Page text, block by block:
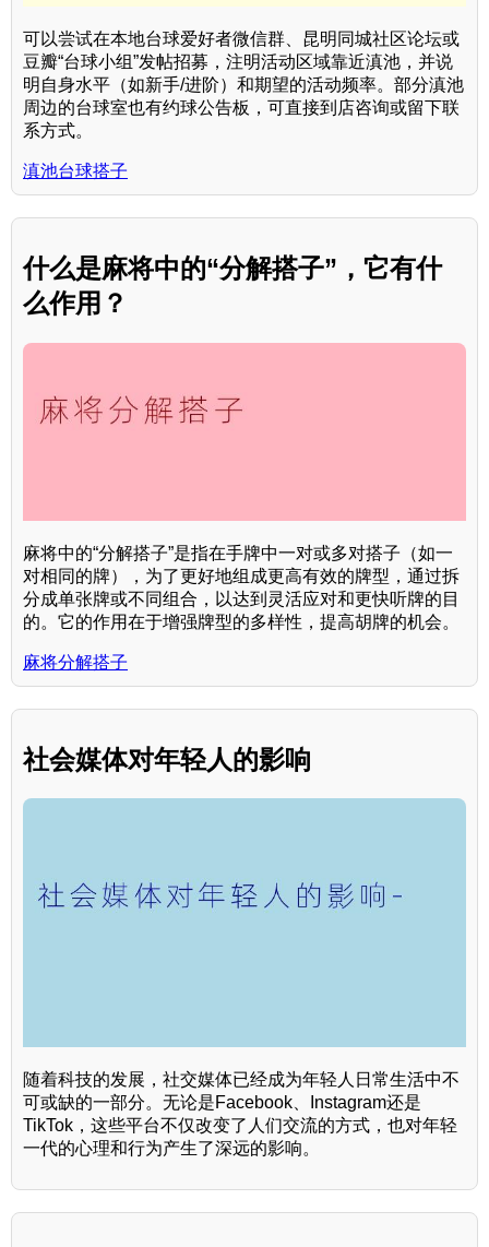
可以尝试在本地台球爱好者微信群、昆明同城社区论坛或
豆瓣“台球小组”发帖招募，注明活动区域靠近滇池，并说
明自身水平（如新手/进阶）和期望的活动频率。部分滇池
周边的台球室也有约球公告板，可直接到店咨询或留下联
系方式。
滇池台球搭子
什么是麻将中的“分解搭子”，它有什
么作用？
麻将中的“分解搭子”是指在手牌中一对或多对搭子（如一
对相同的牌），为了更好地组成更高有效的牌型，通过拆
分成单张牌或不同组合，以达到灵活应对和更快听牌的目
的。它的作用在于增强牌型的多样性，提高胡牌的机会。
麻将分解搭子
社会媒体对年轻人的影响
随着科技的发展，社交媒体已经成为年轻人日常生活中不
可或缺的一部分。无论是Facebook、Instagram还是
TikTok，这些平台不仅改变了人们交流的方式，也对年轻
一代的心理和行为产生了深远的影响。